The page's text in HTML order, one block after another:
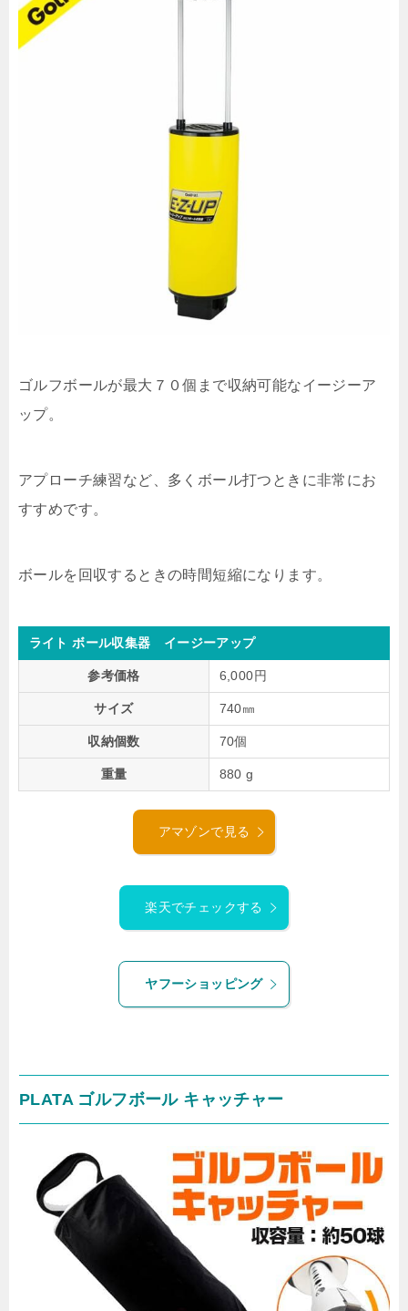
ゴルフボールが最大７０個まで収納可能なイージーア
ップ。
アプローチ練習など、多くボール打つときに非常にお
すすめです。
ボールを回収するときの時間短縮になります。
ライト ボール収集器 イージーアップ
参考価格 6,000円
サイズ 740㎜
収納個数 70個
重量 880 g
アマゾンで見る
楽天でチェックする
ヤフーショッピング
PLATA ゴルフボール キャッチャー